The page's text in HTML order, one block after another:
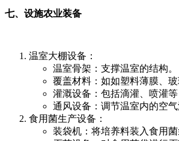
七、设施农业装备
温室大棚设备：
温室骨架：支撑温室的结构。
覆盖材料：如如塑料薄膜、
灌溉设备：包括滴灌、喷灌等
通风设备：调节温室内的空气
食用菌生产设备：
装袋机：将培养料装入食用菌